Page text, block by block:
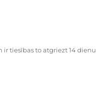
tiesības to atgriezt 14 dienu